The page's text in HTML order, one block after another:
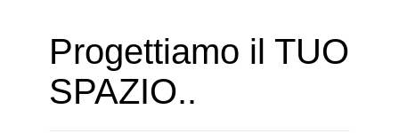
Progettiamo il TUO
SPAZIO..